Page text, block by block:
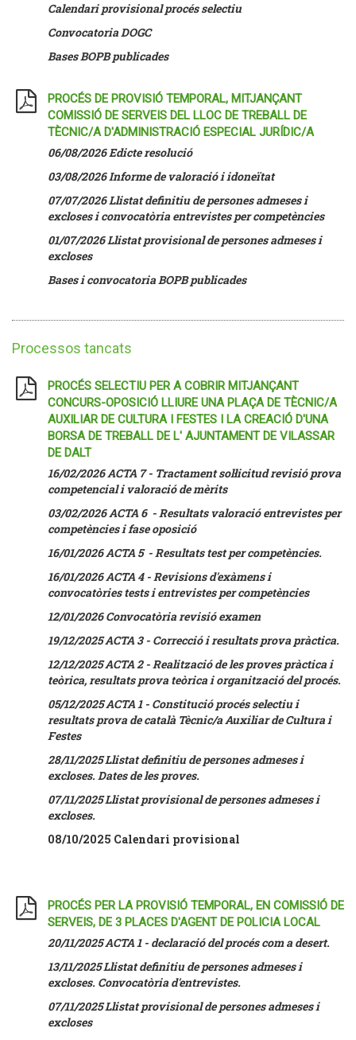
Calendari provisional procés selectiu
Convocatoria DOGC
Bases BOPB publicades
PROCÉS DE PROVISIÓ TEMPORAL, MITJANÇANT
COMISSIÓ DE SERVEIS DEL LLOC DE TREBALL DE
TÈCNIC/A D'ADMINISTRACIÓ ESPECIAL JURÍDIC/A
06/08/2026 Edicte resolució
03/08/2026 Informe de valoració i idoneïtat
07/07/2026Llistat definitiu de persones admeses i
excloses i convocatòria entrevistes per competències
01/07/2026 Llistat provisional de persones admeses i
excloses
Bases i convocatoria BOPB publicades
Processos tancats
PROCÉS SELECTIU PER A COBRIR MITJANÇANT
CONCURS-OPOSICIÓ LLIURE UNA PLAÇA DE TÈCNIC/A
AUXILIAR DE CULTURA I FESTES I LA CREACIÓ D'UNA
BORSA DE TREBALL DE L' AJUNTAMENT DE VILASSAR
DE DALT
16/02/2026 ACTA 7 - Tractament sol·licitud revisió prova
competencial i valoració de mèrits
03/02/2026 ACTA 6 - Resultats valoració entrevistes per
competències i fase oposició
16/01/2026 ACTA 5 - Resultats test per competències.
16/01/2026 ACTA 4 - Revisions d'exàmens i
convocatòries tests i entrevistes per competències
12/01/2026 Convocatòria revisió examen
19/12/2025 ACTA 3 - Correcció i resultats prova pràctica.
12/12/2025 ACTA 2 - Realització de les proves pràctica i
teòrica, resultats prova teòrica i organització del procés.
05/12/2025 ACTA 1 - Constitució procés selectiu i
resultats prova de català Tècnic/a Auxiliar de Cultura i
Festes
28/11/2025 Llistat definitiu de persones admeses i
excloses. Dates de les proves.
07/11/2025 Llistat provisional de persones admeses i
excloses.
08/10/2025 Calendari provisional
PROCÉS PER LA PROVISIÓ TEMPORAL, EN COMISSIÓ DE
SERVEIS, DE 3 PLACES D'AGENT DE POLICIA LOCAL
20/11/2025 ACTA 1 - declaració del procés com a desert.
13/11/2025 Llistat definitiu de persones admeses i
excloses. Convocatòria d'entrevistes.
07/11/2025 Llistat provisional de persones admeses i
excloses